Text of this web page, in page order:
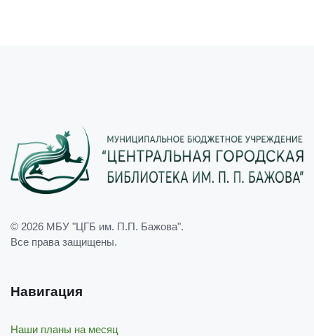
© 2026 МБУ "ЦГБ им. П.П. Бажова".
Все права защищены.
Навигация
Наши планы на месяц